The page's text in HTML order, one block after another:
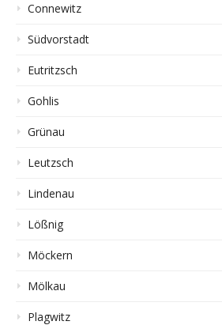
Connewitz
Südvorstadt
Eutritzsch
Gohlis
Grünau
Leutzsch
Lindenau
Lößnig
Möckern
Mölkau
Plagwitz